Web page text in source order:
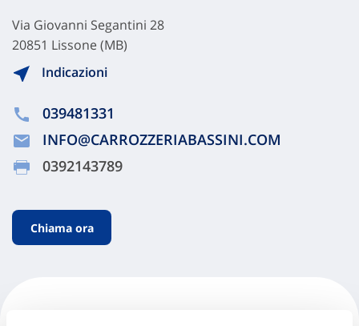
Via Giovanni Segantini 28
20851 Lissone (MB)
Indicazioni
039481331
INFO@CARROZZERIABASSINI.COM
0392143789
Chiama ora